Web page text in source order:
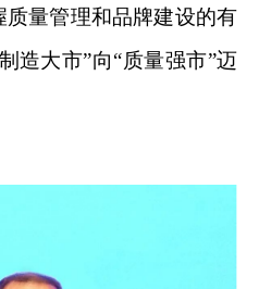
量管理和品牌建设的有
造大市”向“质量强市”迈